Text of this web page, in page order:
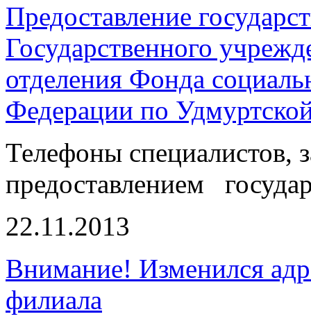
Предоставление
Государственного
отделения Фонда
Федерации по
Телефоны специалистов,
предоставлением
22.11.2013
Внимание! Изменился
филиала